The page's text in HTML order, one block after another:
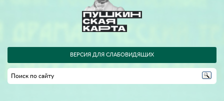
ВЕРСИЯ ДЛЯ СЛАБОВИДЯЩИХ